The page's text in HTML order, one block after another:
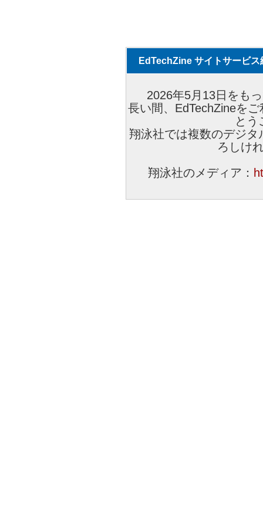
EdTechZine サイトサービス
2026年5月13日をも
長い間、EdTechZineを
とう
翔泳社では複数のデジ
ろしけ
翔泳社のメディア：